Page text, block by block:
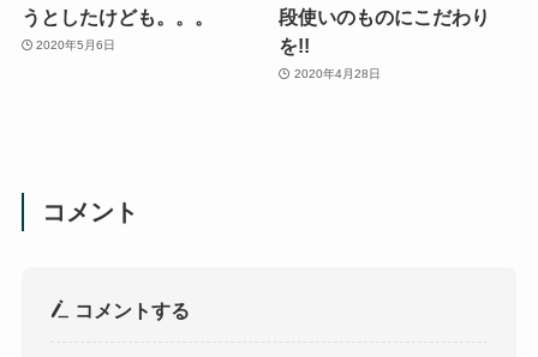
うとしたけども。。。
2020年5月6日
段使いのものにこだわり
を!!
2020年4月28日
コメント
コメントする